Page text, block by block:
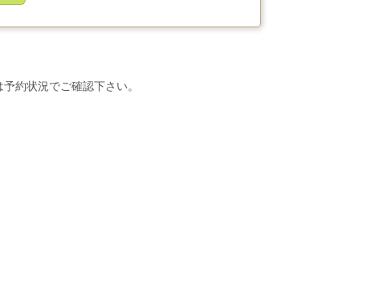
約状況でご確認下さい。